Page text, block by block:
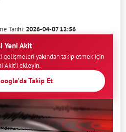
Tarihi:2026-04-07 12:56
Yeni Akit
gelişmeleri yakından takip etmek için
Akit'i ekleyin.
Takip Et